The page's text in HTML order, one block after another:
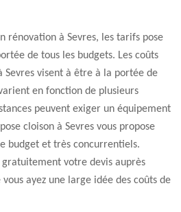
rénovation à Sevres, les tarifs pose
de tous les budgets. Les coûts
Sevres visent à être à la portée de
en fonction de plusieurs
peuvent exiger un équipement
cloison à Sevres vous propose
budget et très concurrentiels.
gratuitement votre devis auprès
vous ayez une large idée des coûts de